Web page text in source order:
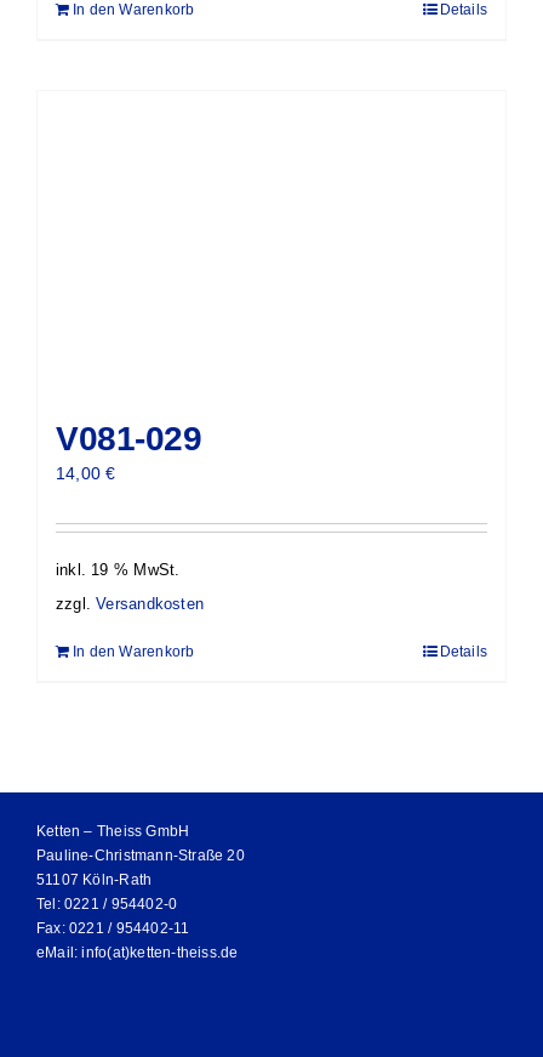
In den Warenkorb Details
V081-029
14,00€
inkl. 19 % MwSt.
zzgl.Versandkosten
In den Warenkorb Details
Ketten – Theiss GmbH
Pauline-Christmann-Straße 20
51107 Köln-Rath
Tel: 0221 / 954402-0
Fax: 0221 / 954402-11
eMail:info(at)ketten-theiss.de